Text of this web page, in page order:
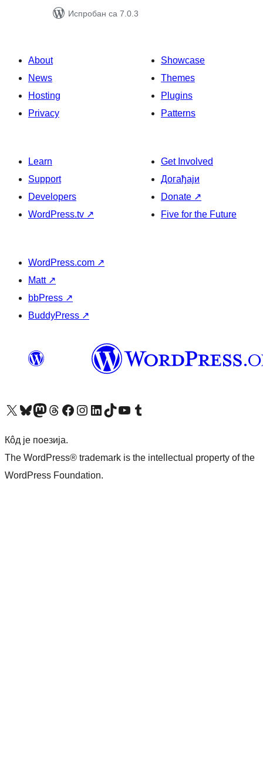
Испробан са 7.0.3
About
News
Hosting
Privacy
Showcase
Themes
Plugins
Patterns
Learn
Support
Developers
WordPress.tv ↗
Get Involved
Догађаји
Donate ↗
Five for the Future
WordPress.com ↗
Matt ↗
bbPress ↗
BuddyPress ↗
Visit our X (formerly Twitter) account
Посетите наш Bluesky налог
Visit our Mastodon account
Посетите наш налог на Threads-у Visit our Facebook pageПосетите наш Инстаграм налог
Visit our LinkedIn account
Посетите наш TikTok налог
Visit our YouTube channel
Посетите наш Tumblr налог
Кôд је поезија.
The WordPress® trademark is the intellectual property of the
WordPress Foundation.